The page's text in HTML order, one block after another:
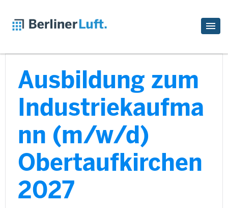
Ausbildung zum
Industriekaufma
nn (m/w/d)
Obertaufkirchen
2027